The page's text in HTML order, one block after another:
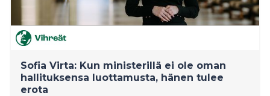
Sofia Virta: Kun ministerillä ei ole oman
hallituksensa luottamusta, hänen tulee
erota